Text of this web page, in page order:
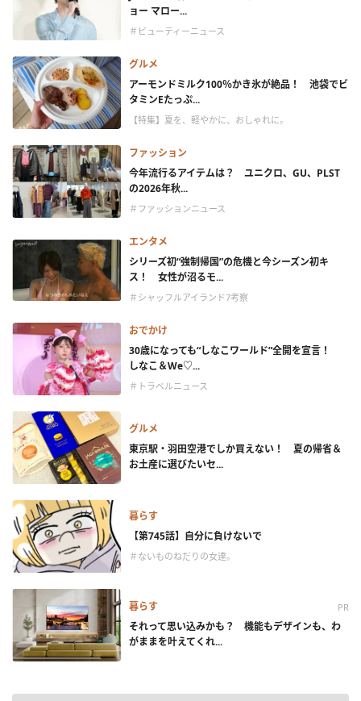
ョー マロー...
＃ビューティーニュース
グルメ
アーモンドミルク100％かき氷が絶品！ 池袋でビ
タミンEたっぷ...
【特集】夏を、軽やかに、おしゃれに。
ファッション
今年流行るアイテムは？ ユニクロ、GU、PLST
の2026年秋...
＃ファッションニュース
エンタメ
シリーズ初“強制帰国”の危機と今シーズン初キ
ス！ 女性が沼るモ...
＃シャッフルアイランド7考察
おでかけ
30歳になっても“しなこワールド”全開を宣言！
しなこ＆We♡...
＃トラベルニュース
グルメ
東京駅・羽田空港でしか買えない！ 夏の帰省＆
お土産に選びたいセ...
暮らす
【第745話】自分に負けないで
＃ないものねだりの女達。
暮らす PR
それって思い込みかも？ 機能もデザインも、わ
がままを叶えてくれ...